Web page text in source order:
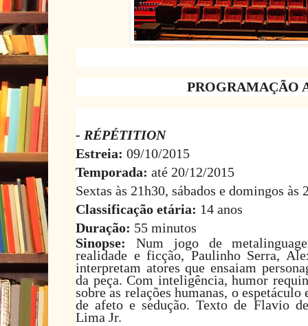
PROGRAMAÇÃO
- RÉPÉTITION
Estreia: 09/10/2015
Temporada: até 20/12/2015
Sextas às 21h30, sábados e domingos às
Classificação etária: 14 anos
Duração: 55 minutos
Sinopse: Num jogo de
realidade e ficção, Paulinho Serra,
interpretam atores que ensaiam
da peça. Com inteligência, humor
sobre as relações humanas, o
de afeto e sedução. Texto de Flavio
Lima Jr.